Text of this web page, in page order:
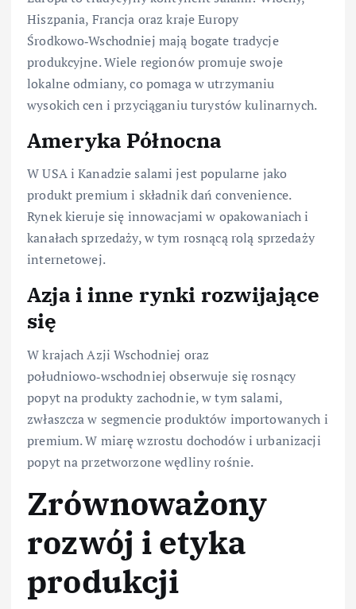
Hiszpania, Francja oraz kraje Europy
Środkowo‑Wschodniej mają bogate tradycje
produkcyjne. Wiele regionów promuje swoje
lokalne odmiany, co pomaga w utrzymaniu
wysokich cen i przyciąganiu turystów kulinarnych.
Ameryka Północna
W USA i Kanadzie salami jest popularne jako
produkt premium i składnik dań convenience.
Rynek kieruje się innowacjami w opakowaniach i
kanałach sprzedaży, w tym rosnącą rolą sprzedaży
internetowej.
Azja i inne rynki rozwijające
się
W krajach Azji Wschodniej oraz
południowo‑wschodniej obserwuje się rosnący
popyt na produkty zachodnie, w tym salami,
zwłaszcza w segmencie produktów importowanych i
premium. W miarę wzrostu dochodów i urbanizacji
popyt na przetworzone wędliny rośnie.
Zrównoważony
rozwój i etyka
produkcji